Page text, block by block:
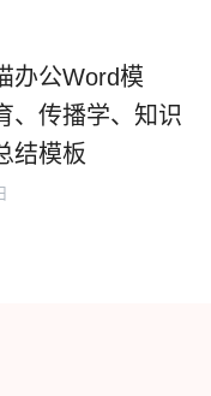
办公Word模
、传播学、知识
结模板